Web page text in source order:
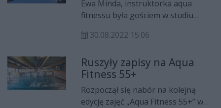
Ewa Minda, instruktorka aqua
fitnessu była gościem w studiu
zaletach ćwiczeń w wodzie i ich
Rozmawiała Milena Majewska.
30.08.2022 15:06
Ruszyły zapisy na Aqua
Fitness 55+
Rozpoczął się nabór na kolejną
edycję zajęć „Aqua Fitness 55+” w